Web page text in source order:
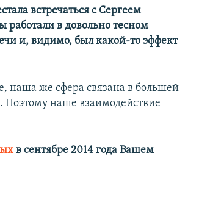
встречаться с Сергеем
работали в довольно тесном
и, видимо, был какой-то эффект
наша же сфера связана в большей
Поэтому наше взаимодействие
в сентябре 2014 года Вашем